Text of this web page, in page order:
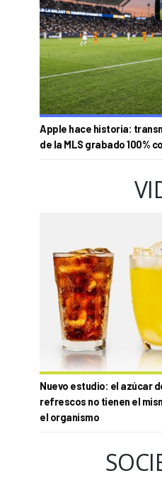
Apple hace historia:
de la MLS grabado 100%
Nuevo estudio: el azúcar
refrescos no tienen el
el organismo